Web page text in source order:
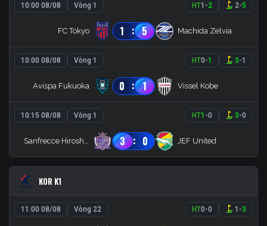
10:00 08/08 Vòng 1 HT1 -2 2-5
FC Tokyo 1 : 5 Machida Zelvia
10:00 08/08 Vòng 1 HT0-1 3-1
Avispa Fukuoka 0 : 1 Vissel Kobe
10:15 08/08 Vòng 1 HT1 -0 3-0
Sanfrecce Hiroshima 3 : 0 JEF United
KOR K1
11:00 08/08 Vòng 22 HT0-0 1 -3